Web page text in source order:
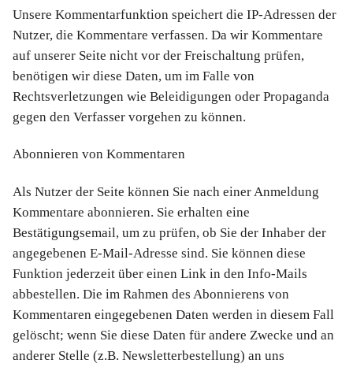
Unsere Kommentarfunktion speichert die IP-Adressen der
Nutzer, die Kommentare verfassen. Da wir Kommentare
auf unserer Seite nicht vor der Freischaltung prüfen,
benötigen wir diese Daten, um im Falle von
Rechtsverletzungen wie Beleidigungen oder Propaganda
gegen den Verfasser vorgehen zu können.
Abonnieren von Kommentaren
Als Nutzer der Seite können Sie nach einer Anmeldung
Kommentare abonnieren. Sie erhalten eine
Bestätigungsemail, um zu prüfen, ob Sie der Inhaber der
angegebenen E-Mail-Adresse sind. Sie können diese
Funktion jederzeit über einen Link in den Info-Mails
abbestellen. Die im Rahmen des Abonnierens von
Kommentaren eingegebenen Daten werden in diesem Fall
gelöscht; wenn Sie diese Daten für andere Zwecke und an
anderer Stelle (z.B. Newsletterbestellung) an uns